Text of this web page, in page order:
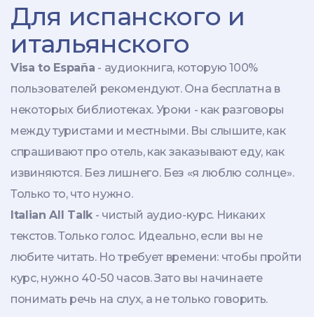
Для испанского и
итальянского
Visa to España - аудиокнига, которую 100%
пользователей рекомендуют. Она бесплатна в
некоторых библиотеках. Уроки - как разговоры
между туристами и местными. Вы слышите, как
спрашивают про отель, как заказывают еду, как
извиняются. Без лишнего. Без «я люблю солнце».
Только то, что нужно.
Italian All Talk- чистый аудио-курс. Никаких
текстов. Только голос. Идеально, если вы не
любите читать. Но требует времени: чтобы пройти
курс, нужно 40-50 часов. Зато вы начинаете
понимать речь на слух, а не только говорить.